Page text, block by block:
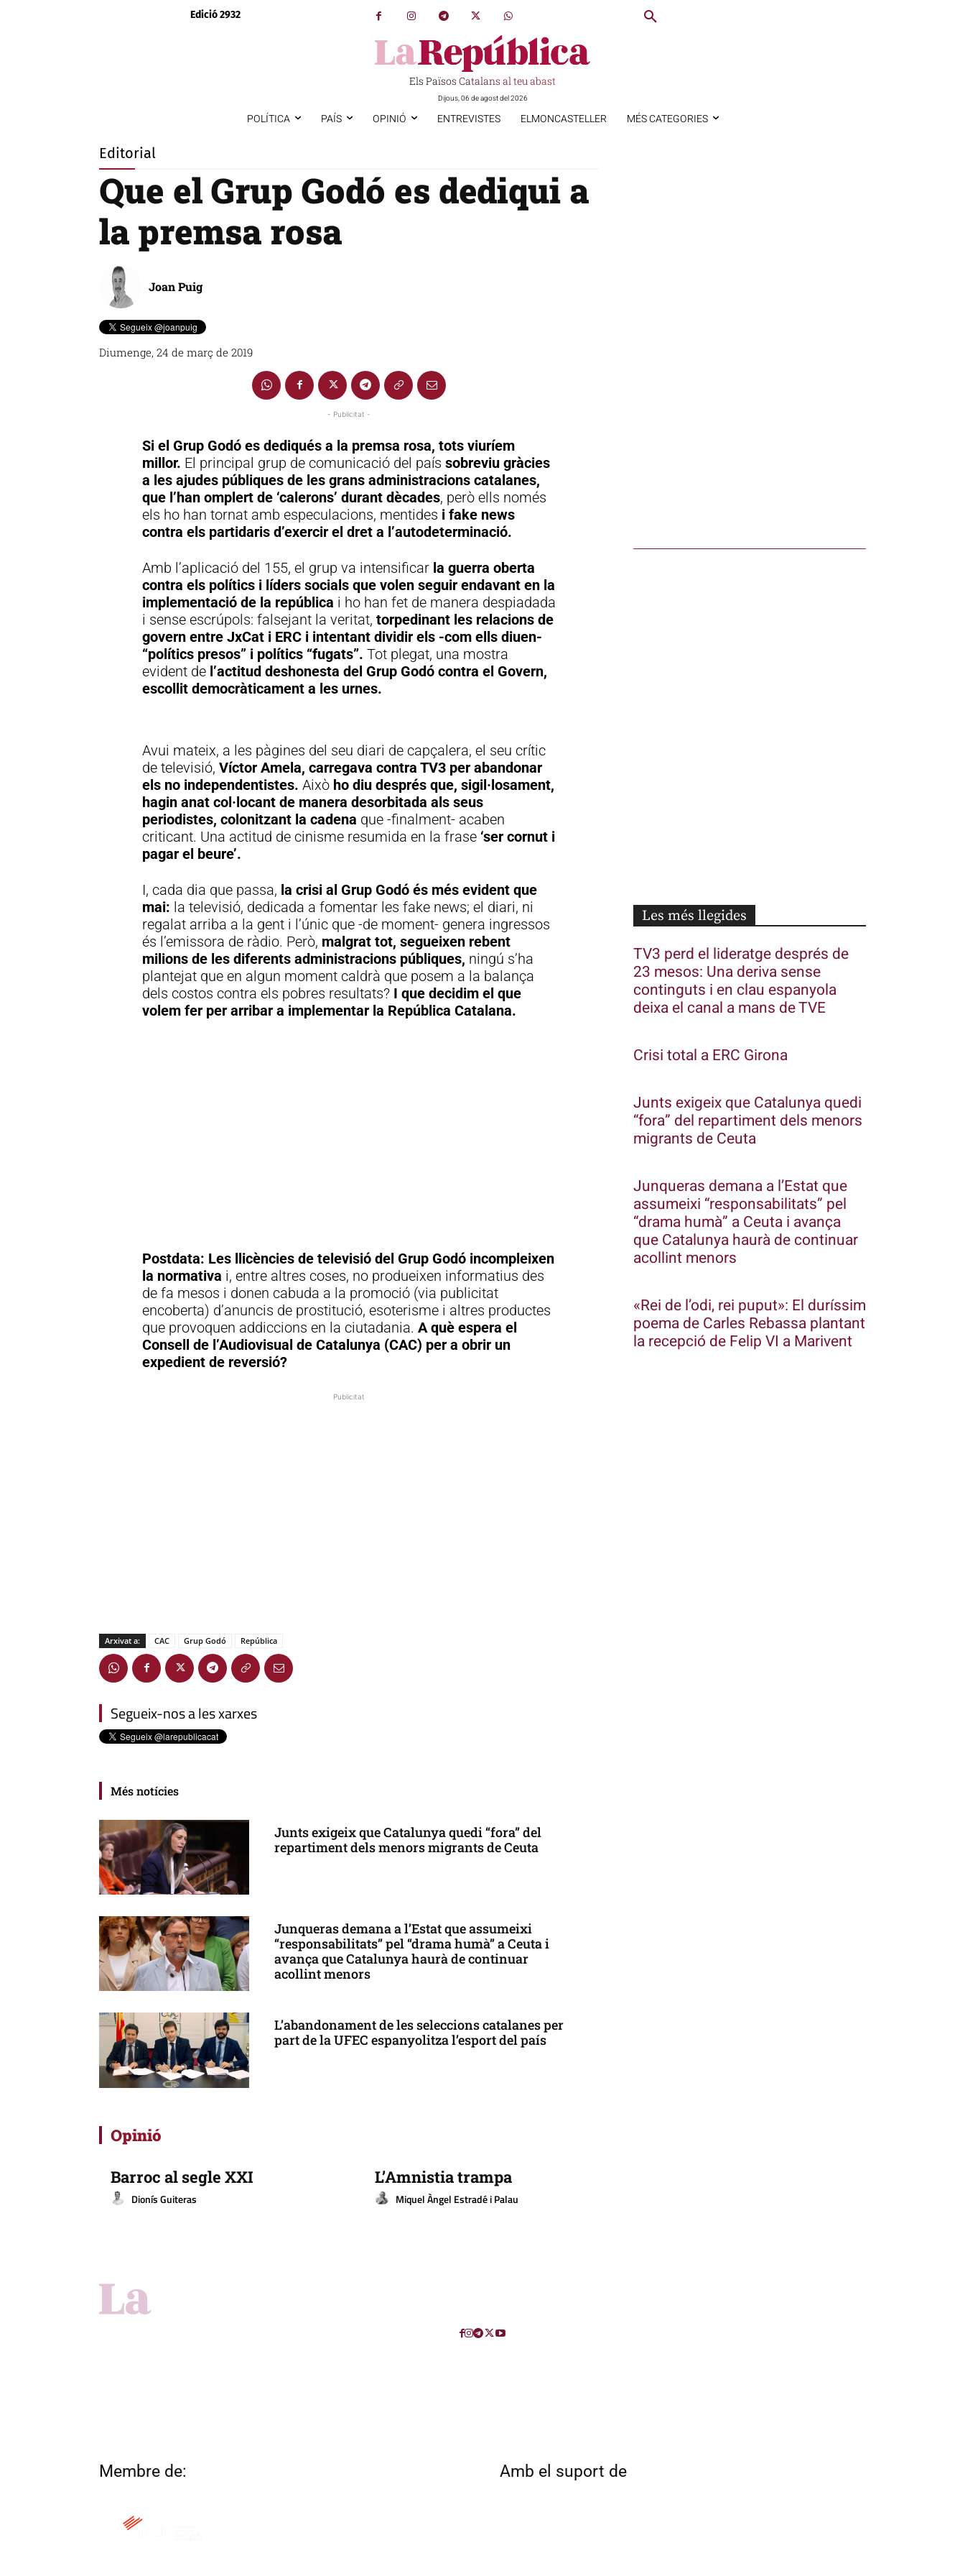
Edició 2932
Els Països Catalans al teu abast
Dijous, 06 de agost del 2026
POLÍTICA PAÍS OPINIÓ ENTREVISTES ELMONCASTELLER MÉS CATEGORIES
Editorial
Que el Grup Godó es dediqui a
la premsa rosa
Joan Puig
Diumenge, 24 de març de 2019
- Publicitat -
Si el Grup Godó es dediqués a la premsa rosa, tots viuríem
millor. El principal grup de comunicació del país sobreviu gràcies
a les ajudes públiques de les grans administracions catalanes,
que l’han omplert de ‘calerons’ durant dècades, però ells només
els ho han tornat amb especulacions, mentides i fake news
contra els partidaris d’exercir el dret a l’autodeterminació.
Amb l’aplicació del 155, el grup va intensificar la guerra oberta
contra els polítics i líders socials que volen seguir endavant en la
implementació de la república i ho han fet de manera despiadada
i sense escrúpols: falsejant la veritat, torpedinant les relacions de
govern entre JxCat i ERC i intentant dividir els -com ells diuen-
“polítics presos” i polítics “fugats”. Tot plegat, una mostra
evident de l’actitud deshonesta del Grup Godó contra el Govern,
escollit democràticament a les urnes.
Avui mateix, a les pàgines del seu diari de capçalera, el seu crític
de televisió, Víctor Amela, carregava contra TV3 per abandonar
els no independentistes. Això ho diu després que, sigil·losament,
hagin anat col·locant de manera desorbitada als seus
periodistes, colonitzant la cadena que -finalment- acaben
criticant. Una actitud de cinisme resumida en la frase ‘ser cornut i
pagar el beure’.
I, cada dia que passa, la crisi al Grup Godó és més evident que
mai: la televisió, dedicada a fomentar les fake news; el diari, ni
regalat arriba a la gent i l’únic que -de moment- genera ingressos
és l’emissora de ràdio. Però, malgrat tot, segueixen rebent
milions de les diferents administracions públiques, ningú s’ha
plantejat que en algun moment caldrà que posem a la balança
dels costos contra els pobres resultats? I que decidim el que
volem fer per arribar a implementar la República Catalana.
Postdata: Les llicències de televisió del Grup Godó incompleixen
la normativa i, entre altres coses, no produeixen informatius des
de fa mesos i donen cabuda a la promoció (via publicitat
encoberta) d’anuncis de prostitució, esoterisme i altres productes
que provoquen addiccions en la ciutadania. A què espera el
Consell de l’Audiovisual de Catalunya (CAC) per a obrir un
expedient de reversió?
Publicitat
Arxivat a: CAC Grup Godó República
Segueix-nos a les xarxes
Més notícies
Junts exigeix que Catalunya quedi “fora” del
repartiment dels menors migrants de Ceuta
Junqueras demana a l’Estat que assumeixi
“responsabilitats” pel “drama humà” a Ceuta i
avança que Catalunya haurà de continuar
acollint menors
L’abandonament de les seleccions catalanes per
part de la UFEC espanyolitza l’esport del país
Opinió
Barroc al segle XXI
Dionís Guiteras
L’Amnistia trampa
Miquel Àngel Estradé i Palau
Les més llegides
TV3 perd el lideratge després de
23 mesos: Una deriva sense
continguts i en clau espanyola
deixa el canal a mans de TVE
Crisi total a ERC Girona
Junts exigeix que Catalunya quedi
“fora” del repartiment dels menors
migrants de Ceuta
Junqueras demana a l’Estat que
assumeixi “responsabilitats” pel
“drama humà” a Ceuta i avança
que Catalunya haurà de continuar
acollint menors
«Rei de l’odi, rei puput»: El duríssim
poema de Carles Rebassa plantant
la recepció de Felip VI a Marivent
Membre de: Amb el suport de